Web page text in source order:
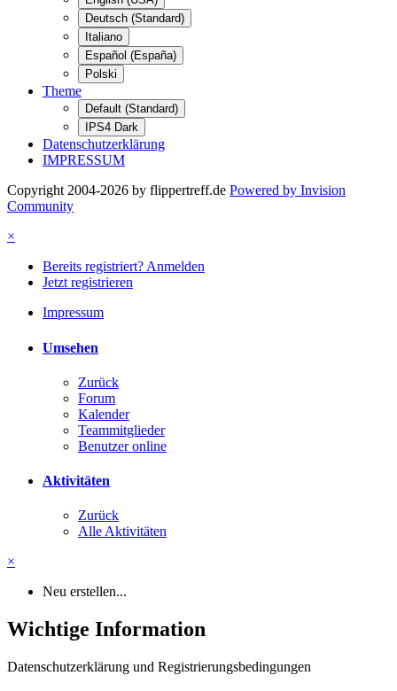
Deutsch (Standard)
Italiano
Español (España)
Polski
Theme
Default (Standard)
IPS4 Dark
Datenschutzerklärung
IMPRESSUM
Copyright 2004-2026 by flippertreff.de Powered by Invision
Community
×
Bereits registriert? Anmelden
Jetzt registrieren
Impressum
Umsehen
Zurück
Forum
Kalender
Teammitglieder
Benutzer online
Aktivitäten
Zurück
Alle Aktivitäten
×
Neu erstellen...
Wichtige Information
Datenschutzerklärung und Registrierungsbedingungen